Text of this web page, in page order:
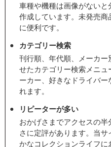
車種や機種は画像がない
作成しています。未発売
に便利です。
カテゴリー検索
刊行順、年代順、メーカ
せたカテゴリー検索メニ
ーカー、好きなドライバ
れます。
リピーターが多い
おかげさまでアクセスの
さに定評があります。当
かなコレクションライフに